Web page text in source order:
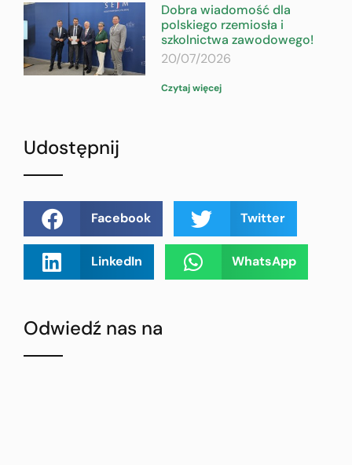
Dobra wiadomość dla
polskiego rzemiosła i
szkolnictwa zawodowego!
20/07/2026
Czytaj więcej
Udostępnij
Facebook Twitter
LinkedIn WhatsApp
Odwiedź nas na